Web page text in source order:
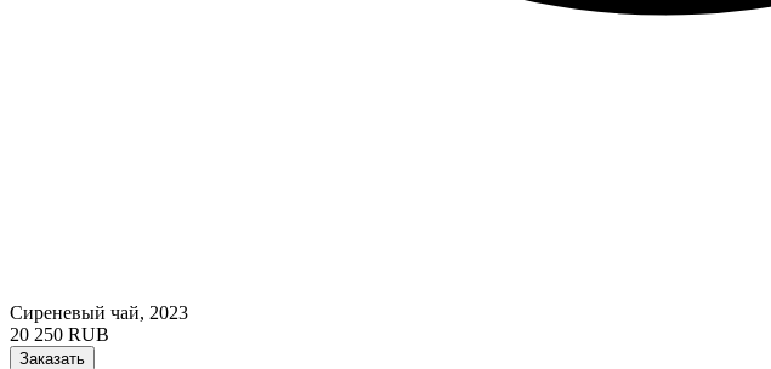
Сиреневый чай, 2023
20 250 RUB
Заказать